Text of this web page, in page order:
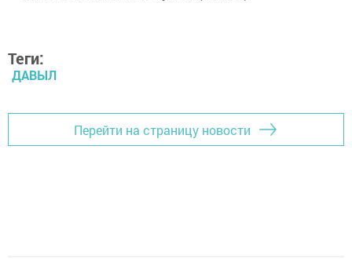
Теги:
ДАВЫЛ
Перейти на страницу новости